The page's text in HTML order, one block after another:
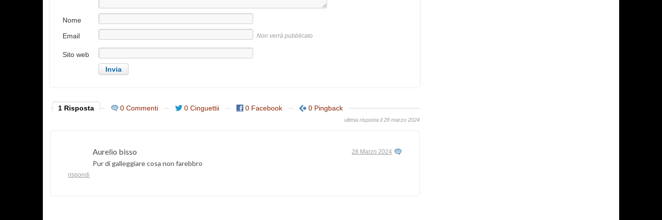
Nome
Email
Non verrà pubblicato
Sito web
1 Risposta 0 Commenti 0 Cinguettii 0 Facebook 0 Pingback
ultima risposta il 28 marzo 2024
Aurelio bisso 28 Marzo 2024
Pur di galleggiare cosa non farebbro
rispondi